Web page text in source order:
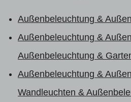
Außenbeleuchtung &
Außenbeleuchtung &
Außenbeleuchtung &
Außenbeleuchtung &
Wandleuchten &